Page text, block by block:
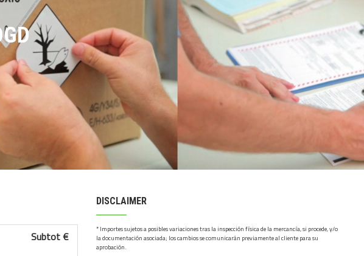
Subtot €
DISCLAIMER
* Importes sujetos a posibles variaciones tras la inspección física de la mercancía, si procede, y/o
la documentación asociada; los cambios se comunicarán previamente al cliente para su
aprobación.